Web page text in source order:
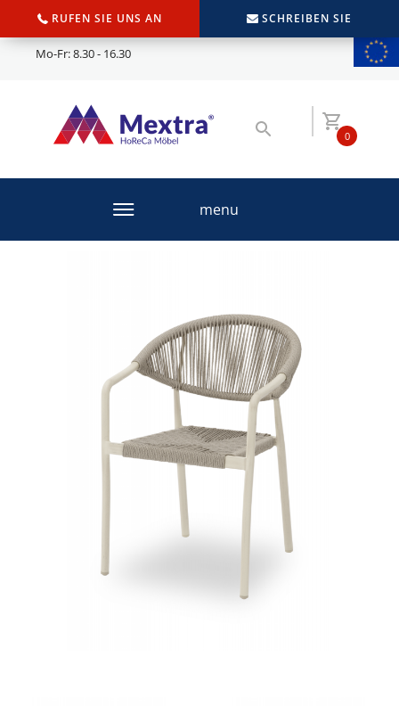
RUFEN SIE UNS AN SCHREIBEN SIE
Mo-Fr: 8.30 - 16.30
0
menu